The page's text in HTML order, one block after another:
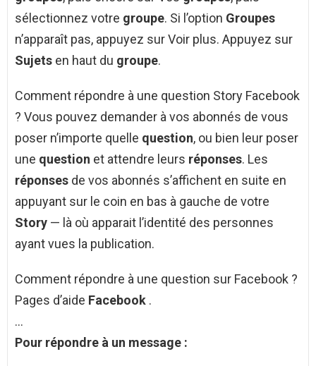
sélectionnez votre groupe. Si l’option Groupes
n’apparaît pas, appuyez sur Voir plus. Appuyez sur
Sujets en haut du groupe.
Comment répondre à une question Story Facebook
? Vous pouvez demander à vos abonnés de vous
poser n’importe quelle question, ou bien leur poser
une question et attendre leurs réponses. Les
réponses de vos abonnés s’affichent en suite en
appuyant sur le coin en bas à gauche de votre
Story — là où apparait l’identité des personnes
ayant vues la publication.
Comment répondre à une question sur Facebook ?
Pages d’aide Facebook .
…
Pour répondre à un message :